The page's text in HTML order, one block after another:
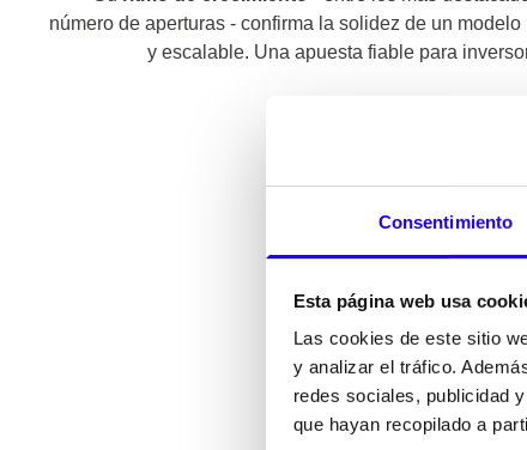
Consentimiento
Esta página web usa
Las cookies de este sitio
y analizar el tráfico.
redes sociales, publicidad
que hayan recopilado a
número de aperturas - confirma la solidez de un
y escalable. Una apuesta fiable para
FoodBoxreúne un
para
Desde conceptos de